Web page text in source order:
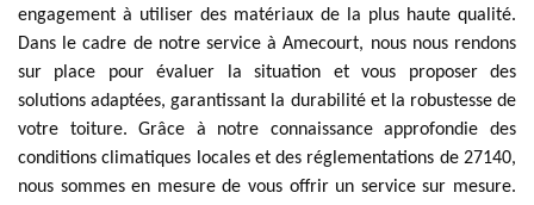
engagement à utiliser des matériaux de la plus haute qualité.
Dans le cadre de notre service à Amecourt, nous nous rendons
sur place pour évaluer la situation et vous proposer des
solutions adaptées, garantissant la durabilité et la robustesse de
votre toiture. Grâce à notre connaissance approfondie des
conditions climatiques locales et des réglementations de 27140,
nous sommes en mesure de vous offrir un service sur mesure.